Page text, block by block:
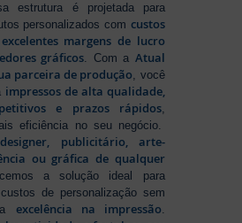
estrutura é projetada para
personalizados com custos
margens de lucro
gráficos. Com a Atual
parceira de produção, você
impressos de alta qualidade,
e prazos rápidos,
eficiência no seu negócio.
designer, publicitário, arte-
ou gráfica de qualquer
a solução ideal para
de personalização sem
excelência na impressão.